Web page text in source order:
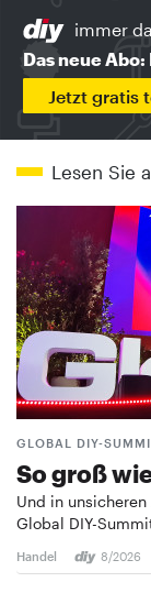
immer
Das neue
Jetzt gratis
Lesen Sie
GLOBAL DIY-
So groß
Und in
Global DIY-
Handel 8/2026